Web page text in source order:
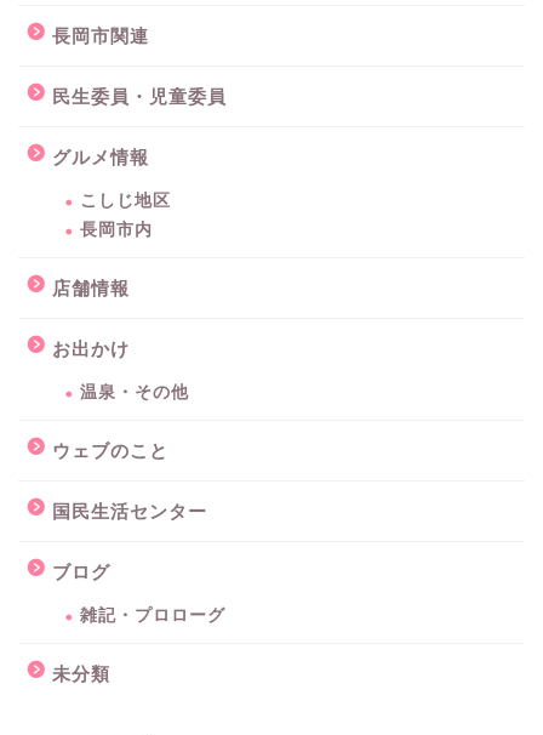
長岡市関連
民生委員・児童委員
グルメ情報
こしじ地区
長岡市内
店舗情報
お出かけ
温泉・その他
ウェブのこと
国民生活センター
ブログ
雑記・プロローグ
未分類